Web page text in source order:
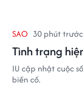
SAO 30 phút trước
Tình trạng
IU cập nhật cuộc
biến cố.